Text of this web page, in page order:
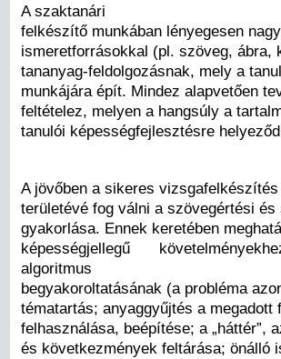
A szaktanári
felkészítő munkában lényegesen
ismeretforrásokkal (pl. szöveg, ábra,
tananyag-feldolgozásnak, mely a
munkájára épít. Mindez alapvetően
feltételez, melyen a hangsúly a
tanulói képességfejlesztésre
A jövőben a sikeres
területévé fog válni a szövegértési
gyakorlása. Ennek keretében
képességjellegű
algoritmus
begyakoroltatásának (a probléma
tématartás; anyaggyűjtés a
felhasználása, beépítése; a „háttér”,
és következmények feltárása; önálló